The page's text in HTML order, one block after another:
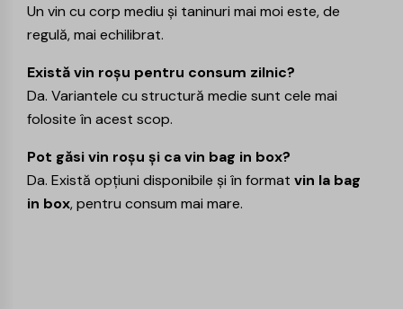
Un vin cu corp mediu și taninuri mai moi este, de
regulă, mai echilibrat.
Există vin roșu pentru consum zilnic?
Da. Variantele cu structură medie sunt cele mai
folosite în acest scop.
Pot găsi vin roșu și ca vin bag in box?
Da. Există opțiuni disponibile și în format vin la bag
in box, pentru consum mai mare.